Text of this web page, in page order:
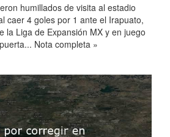
humillados de visita al estadio
caer 4 goles por 1 ante el Irapuato,
la Liga de Expansión MX y en juego
Nota completa »